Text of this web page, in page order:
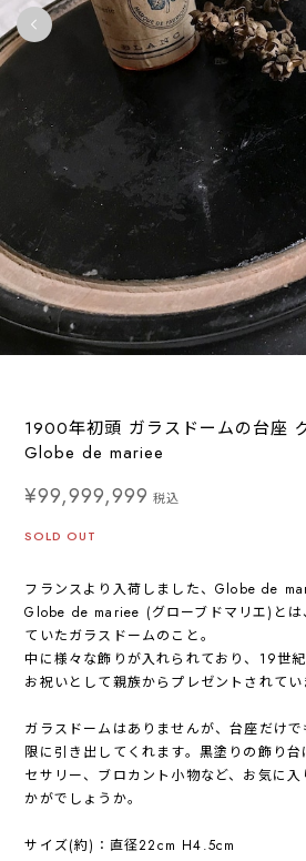
1900年初頭 ガラスドームの台座
Globe de mariee
¥99,999,999 税込
SOLD OUT
フランスより入荷しました、Globe de
Globe de mariee (グローブドマリエ)とは
ていたガラスドームのこと。
中に様々な飾りが入れられており、19世
お祝いとして親族からプレゼントされてい
ガラスドームはありませんが、台座だけ
限に引き出してくれます。黒塗りの飾り
セサリー、ブロカント小物など、お気に
かがでしょうか。
サイズ(約)：直径22cm H4.5cm